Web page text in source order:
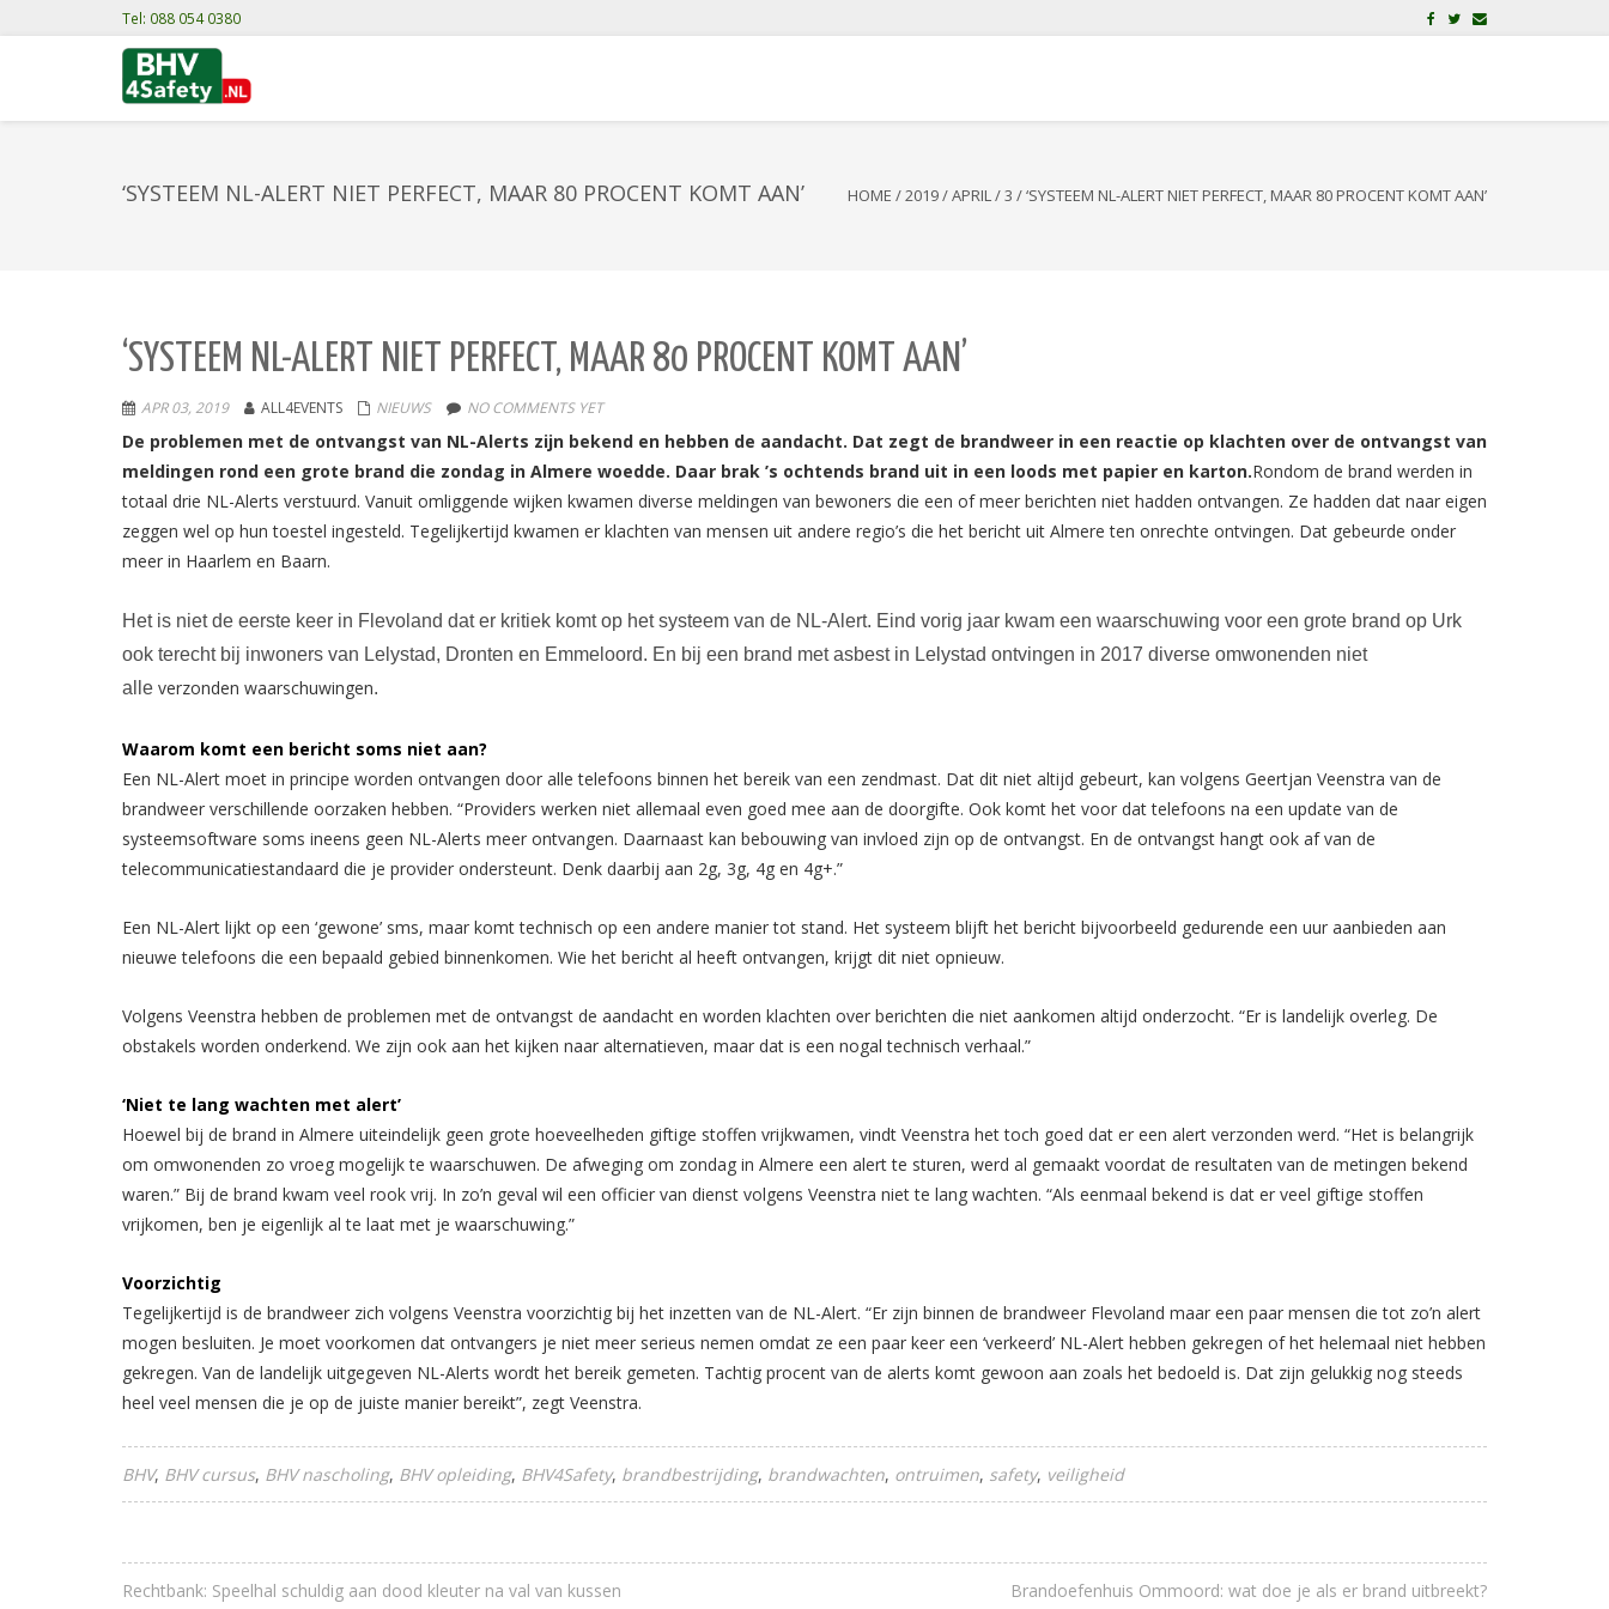
Tel: 088 054 0380
‘SYSTEEM NL-ALERT NIET PERFECT, MAAR 80 PROCENT KOMT AAN’ HOME /2019/APRIL/3 /‘SYSTEEM NL-ALERT NIET PERFECT, MAAR 80 PROCENT KOMT AAN’
‘SYSTEEM NL-ALERT NIET PERFECT, MAAR 80 PROCENT KOMT AAN’
APR 03, 2019 ALL4EVENTS NIEUWS NO COMMENTS YET
De problemen met de ontvangst van NL-Alerts zijn bekend en hebben de aandacht. Dat zegt de brandweer in een reactie op klachten over de ontvangst van
meldingen rond een grote brand die zondag in Almere woedde. Daar brak ’s ochtends brand uit in een loods met papier en karton.Rondom de brand werden in
totaal drie NL-Alerts verstuurd. Vanuit omliggende wijken kwamen diverse meldingen van bewoners die een of meer berichten niet hadden ontvangen. Ze hadden dat naar eigen
zeggen wel op hun toestel ingesteld. Tegelijkertijd kwamen er klachten van mensen uit andere regio’s die het bericht uit Almere ten onrechte ontvingen. Dat gebeurde onder
meer in Haarlem en Baarn.
Het is niet de eerste keer in Flevoland dat er kritiek komt op het systeem van de NL-Alert. Eind vorig jaar kwam een waarschuwing voor een grote brand op Urk
ook terecht bij inwoners van Lelystad, Dronten en Emmeloord. En bij een brand met asbest in Lelystad ontvingen in 2017 diverse omwonenden niet
alle verzonden waarschuwingen.
Waarom komt een bericht soms niet aan?
Een NL-Alert moet in principe worden ontvangen door alle telefoons binnen het bereik van een zendmast. Dat dit niet altijd gebeurt, kan volgens Geertjan Veenstra van de
brandweer verschillende oorzaken hebben. “Providers werken niet allemaal even goed mee aan de doorgifte. Ook komt het voor dat telefoons na een update van de
systeemsoftware soms ineens geen NL-Alerts meer ontvangen. Daarnaast kan bebouwing van invloed zijn op de ontvangst. En de ontvangst hangt ook af van de
telecommunicatiestandaard die je provider ondersteunt. Denk daarbij aan 2g, 3g, 4g en 4g+.”
Een NL-Alert lijkt op een ‘gewone’ sms, maar komt technisch op een andere manier tot stand. Het systeem blijft het bericht bijvoorbeeld gedurende een uur aanbieden aan
nieuwe telefoons die een bepaald gebied binnenkomen. Wie het bericht al heeft ontvangen, krijgt dit niet opnieuw.
Volgens Veenstra hebben de problemen met de ontvangst de aandacht en worden klachten over berichten die niet aankomen altijd onderzocht. “Er is landelijk overleg. De
obstakels worden onderkend. We zijn ook aan het kijken naar alternatieven, maar dat is een nogal technisch verhaal.”
‘Niet te lang wachten met alert’
Hoewel bij de brand in Almere uiteindelijk geen grote hoeveelheden giftige stoffen vrijkwamen, vindt Veenstra het toch goed dat er een alert verzonden werd. “Het is belangrijk
om omwonenden zo vroeg mogelijk te waarschuwen. De afweging om zondag in Almere een alert te sturen, werd al gemaakt voordat de resultaten van de metingen bekend
waren.” Bij de brand kwam veel rook vrij. In zo’n geval wil een officier van dienst volgens Veenstra niet te lang wachten. “Als eenmaal bekend is dat er veel giftige stoffen
vrijkomen, ben je eigenlijk al te laat met je waarschuwing.”
Voorzichtig
Tegelijkertijd is de brandweer zich volgens Veenstra voorzichtig bij het inzetten van de NL-Alert. “Er zijn binnen de brandweer Flevoland maar een paar mensen die tot zo’n alert
mogen besluiten. Je moet voorkomen dat ontvangers je niet meer serieus nemen omdat ze een paar keer een ‘verkeerd’ NL-Alert hebben gekregen of het helemaal niet hebben
gekregen. Van de landelijk uitgegeven NL-Alerts wordt het bereik gemeten. Tachtig procent van de alerts komt gewoon aan zoals het bedoeld is. Dat zijn gelukkig nog steeds
heel veel mensen die je op de juiste manier bereikt”, zegt Veenstra.
BHV BHV cursus BHV nascholing BHV opleiding BHV4Safety brandbestrijding brandwachten ontruimen safety veiligheid
Rechtbank: Speelhal schuldig aan dood kleuter na val van kussen Brandoefenhuis Ommoord: wat doe je als er brand uitbreekt?